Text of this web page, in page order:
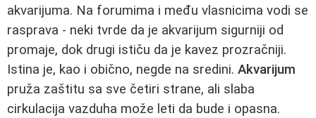
akvarijuma. Na forumima i među vlasnicima vodi se
rasprava - neki tvrde da je akvarijum sigurniji od
promaje, dok drugi ističu da je kavez prozračniji.
Istina je, kao i obično, negde na sredini. Akvarijum
pruža zaštitu sa sve četiri strane, ali slaba
cirkulacija vazduha može leti da bude i opasna.